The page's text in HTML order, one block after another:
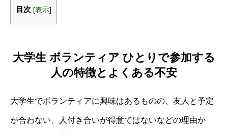
目次 [表示]
大学生 ボランティア ひとりで参加する
人の特徴とよくある不安
大学生でボランティアに興味はあるものの、友人と予定
が合わない、人付き合いが得意ではないなどの理由か